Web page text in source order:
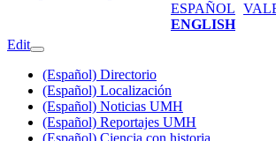
ESPAÑOL
ENGLISH
Edit
(Español) Directorio
(Español) Localización
(Español) Noticias UMH
(Español) Reportajes UMH
(Español) Ciencia con historia